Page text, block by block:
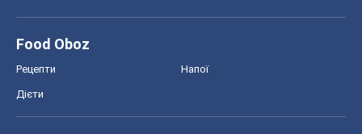
Food Oboz
Рецепти Напої
Дієти